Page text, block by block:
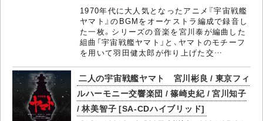
1970年代に大人気となったアニメ『宇宙戦艦
ヤマト』のBGMをオーケストラ編成で録音し
た一枚。シリーズの音楽を宮川泰が編曲した
組曲「宇宙戦艦ヤマト」と、ヤマトのモチーフ
を用いて羽田健太郎が作り上げた交…
二人の宇宙戦艦ヤマト 宮川彬良 / 東京フィ
ルハーモニー交響楽団 / 篠崎史紀 / 宮川知子
/ 林美智子 [SA-CDハイブリッド]